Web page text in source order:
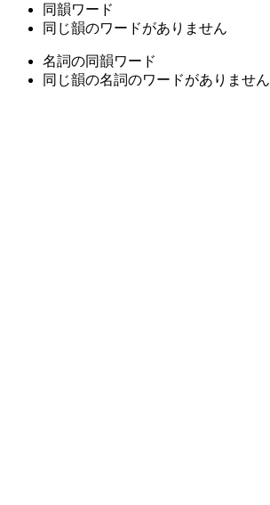
同韻ワード
同じ韻のワードがありません
名詞の同韻ワード
同じ韻の名詞のワードがありません